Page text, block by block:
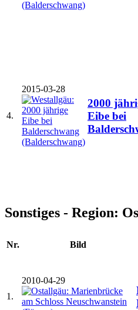
4.
2015-03-28
2000
Eibe bei
Sonstiges - Region:
Nr. Bild
1.
2010-04-29